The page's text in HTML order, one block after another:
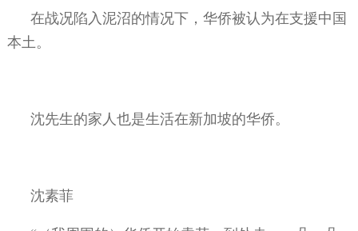
在战况陷入泥沼的情况下，华侨被认为在支援中国
本土。
沈先生的家人也是生活在新加坡的华侨。
沈素菲